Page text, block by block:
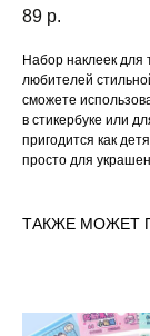
89 р.
Набор наклеек для
любителей
сможете
в стикербуке или
пригодится как
просто для
ТАКЖЕ МОЖЕТ